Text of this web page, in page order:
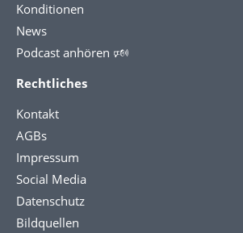
Konditionen
News
Podcast anhören 🕬
Rechtliches
Kontakt
AGBs
Impressum
Social Media
Datenschutz
Bildquellen